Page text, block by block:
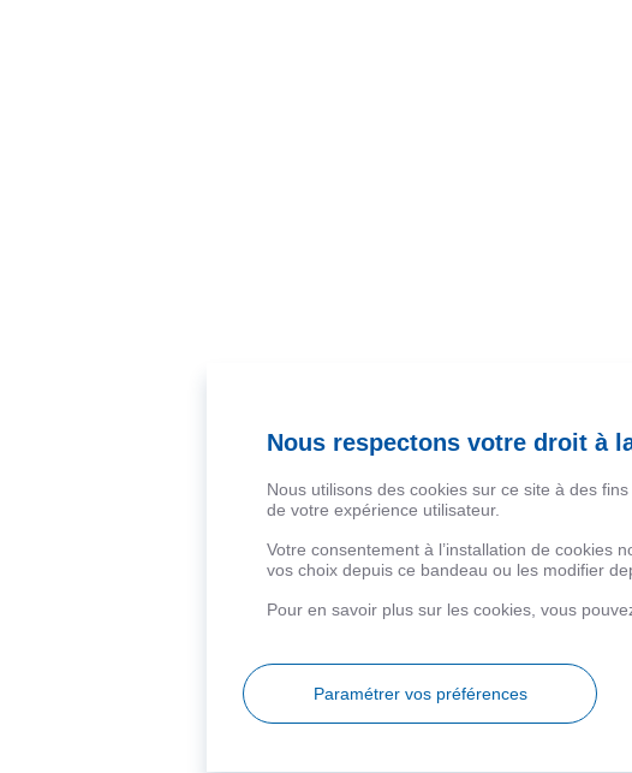
Nous respectons votre droit à
Nous utilisons des cookies sur ce site à des
de votre expérience utilisateur.
Votre consentement à l’installation de cookies
vos choix depuis ce bandeau ou les modifier
Pour en savoir plus sur les cookies, vous
Paramétrer vos préférences